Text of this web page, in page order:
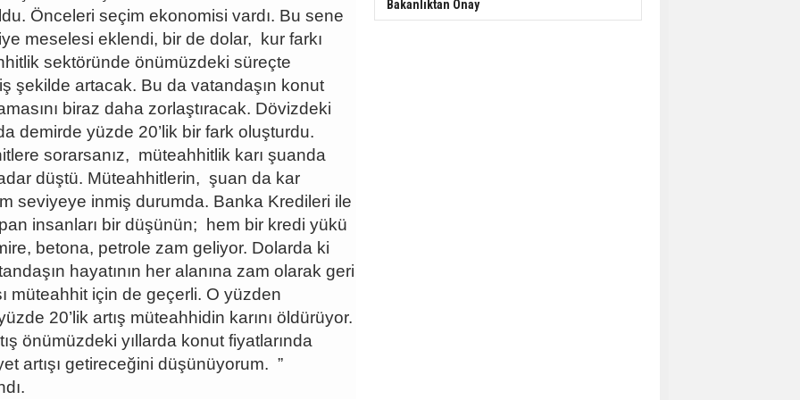
Önceleri seçim ekonomisi vardı. Bu sene
meselesi eklendi, bir de dolar, kur farkı
sektöründe önümüzdeki süreçte
şekilde artacak. Bu da vatandaşın konut
biraz daha zorlaştıracak. Dövizdeki
demirde yüzde 20’lik bir fark oluşturdu.
sorarsanız, müteahhitlik karı şuanda
düştü. Müteahhitlerin, şuan da kar
seviyeye inmiş durumda. Banka Kredileri ile
insanları bir düşünün; hem bir kredi yükü
betona, petrole zam geliyor. Dolarda ki
hayatının her alanına zam olarak geri
müteahhit için de geçerli. O yüzden
20’lik artış müteahhidin karını öldürüyor.
önümüzdeki yıllarda konut fiyatlarında
artışı getireceğini düşünüyorum. ”
Bakanlıktan Onay